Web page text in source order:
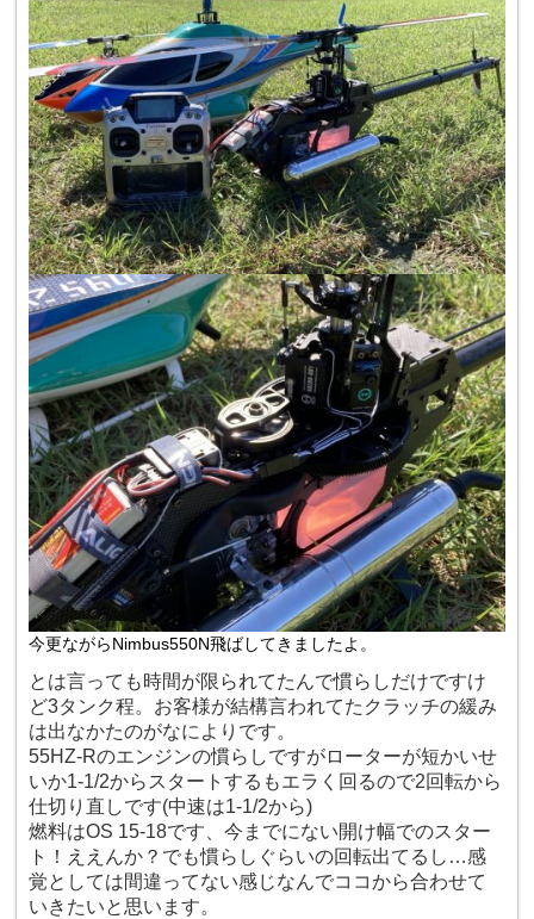
今更ながらNimbus550N飛ばしてきましたよ。
とは言っても時間が限られてたんで慣らしだけですけ
ど3タンク程。お客様が結構言われてたクラッチの緩み
は出なかたのがなによりです。
55HZ-Rのエンジンの慣らしですがローターが短かいせ
いか1-1/2からスタートするもエラく回るので2回転から
仕切り直しです(中速は1-1/2から)
燃料はOS 15-18です、今までにない開け幅でのスター
ト！ええんか？でも慣らしぐらいの回転出てるし…感
覚としては間違ってない感じなんでココから合わせて
いきたいと思います。